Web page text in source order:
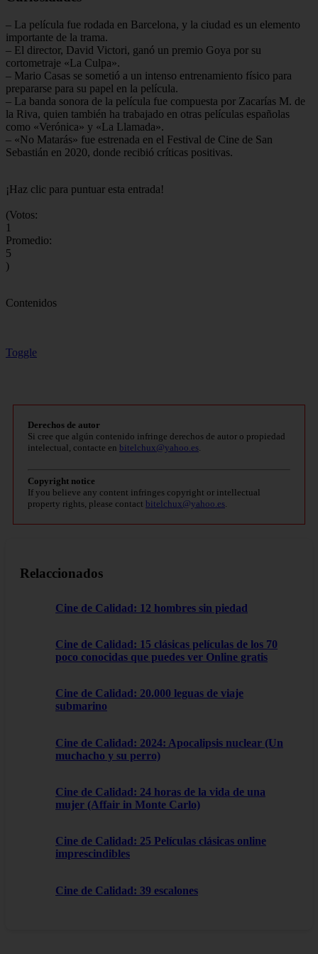
– La película fue rodada en Barcelona, y la ciudad es un elemento
importante de la trama.
– El director, David Victori, ganó un premio Goya por su
cortometraje «La Culpa».
– Mario Casas se sometió a un intenso entrenamiento físico para
prepararse para su papel en la película.
– La banda sonora de la película fue compuesta por Zacarías M. de
la Riva, quien también ha trabajado en otras películas españolas
como «Verónica» y «La Llamada».
– «No Matarás» fue estrenada en el Festival de Cine de San
Sebastián en 2020, donde recibió críticas positivas.
¡Haz clic para puntuar esta entrada!
(Votos:
1
Promedio:
5
)
Contenidos
Toggle
Derechos de autor
Si cree que algún contenido infringe derechos de autor o propiedad
intelectual, contacte en bitelchux@yahoo.es
Copyright notice
If you believe any content infringes copyright or intellectual
property rights, please contact bitelchux@yahoo.es
Relaccionados
Cine de Calidad: 12 hombres sin piedad
Cine de Calidad: 15 clásicas películas de los 70
poco conocidas que puedes ver Online gratis
Cine de Calidad: 20.000 leguas de viaje
submarino
Cine de Calidad: 2024: Apocalipsis nuclear (Un
muchacho y su perro)
Cine de Calidad: 24 horas de la vida de una
mujer (Affair in Monte Carlo)
Cine de Calidad: 25 Películas clásicas online
imprescindibles
Cine de Calidad: 39 escalones